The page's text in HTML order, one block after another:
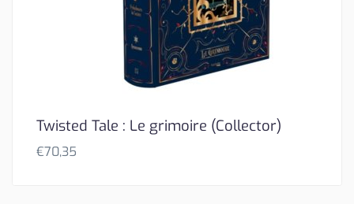
Twisted Tale : Le grimoire (Collector)
€70,35